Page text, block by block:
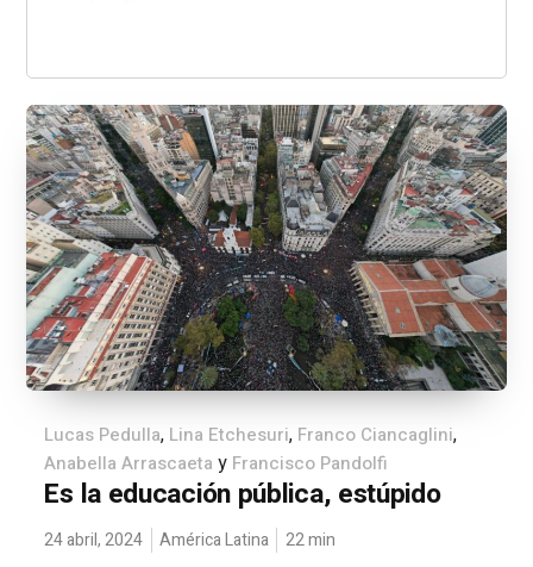
Lucas Pedulla, Lina Etchesuri, Franco Ciancaglini,
Anabella Arrascaeta y Francisco Pandolfi
Es la educación pública, estúpido
24 abril, 2024 América Latina 22min